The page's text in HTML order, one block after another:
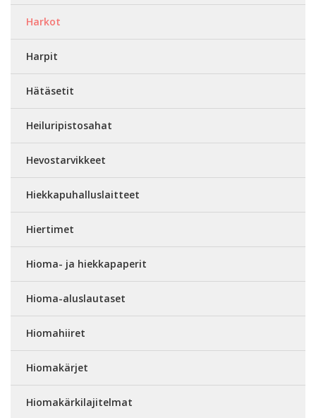
Harkot
Harpit
Hätäsetit
Heiluripistosahat
Hevostarvikkeet
Hiekkapuhalluslaitteet
Hiertimet
Hioma- ja hiekkapaperit
Hioma-aluslautaset
Hiomahiiret
Hiomakärjet
Hiomakärkilajitelmat